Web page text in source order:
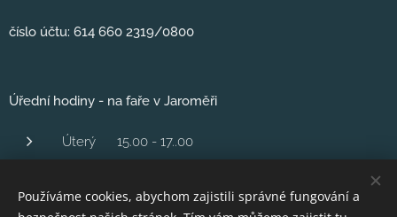
číslo účtu: 614 660 2319/0800
Úřední hodiny - na faře v Jaroměři
Úterý 15.00 - 17..00
Čtvrtek 16,00 - 18.00
Používáme cookies, abychom zajistili správné fungování a